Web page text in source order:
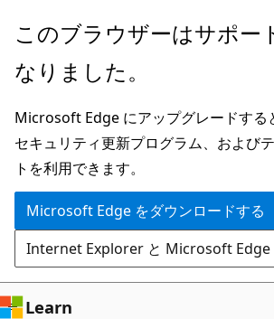
メ
ン
ン
テ
ン
ツ
に
ス
キ
ッ
ペ
ジ
ナ
ビ
ゲ
ー
シ
ョ
ン
に
このブラウザーはサポー
なりました。
Microsoft Edge にアップグレードする
セキュリティ更新プログラム、および
トを利用できます。
Microsoft Edge をダウンロードする
Internet Explorer と Microsoft Edge
Learn